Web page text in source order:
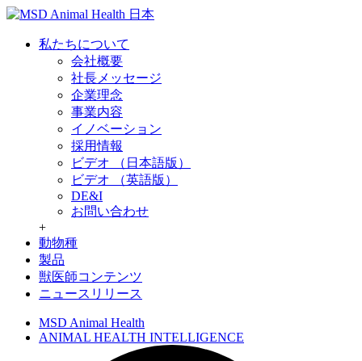
私たちについて
会社概要
社長メッセージ
企業理念
事業内容
イノベーション
採用情報
ビデオ （日本語版）
ビデオ （英語版）
DE&I
お問い合わせ
+
動物種
製品
獣医師コンテンツ
ニュースリリース
MSD Animal Health
ANIMAL HEALTH INTELLIGENCE